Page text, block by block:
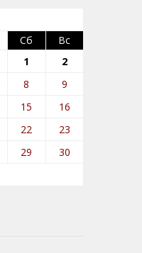
Сб
Вс
1
2
8
9
15
16
22
23
29
30